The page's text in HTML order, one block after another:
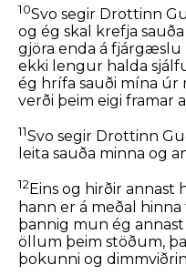
10Svo segir Drottinn
og ég skal krefja
gjöra enda á fjárgæslu
ekki lengur halda
ég hrífa sauði mína úr
verði þeim eigi framar
11Svo segir Drottinn
leita sauða minna og
12Eins og hirðir annast
hann er á meðal
þannig mun ég
öllum þeim stöðum,
þokunni og